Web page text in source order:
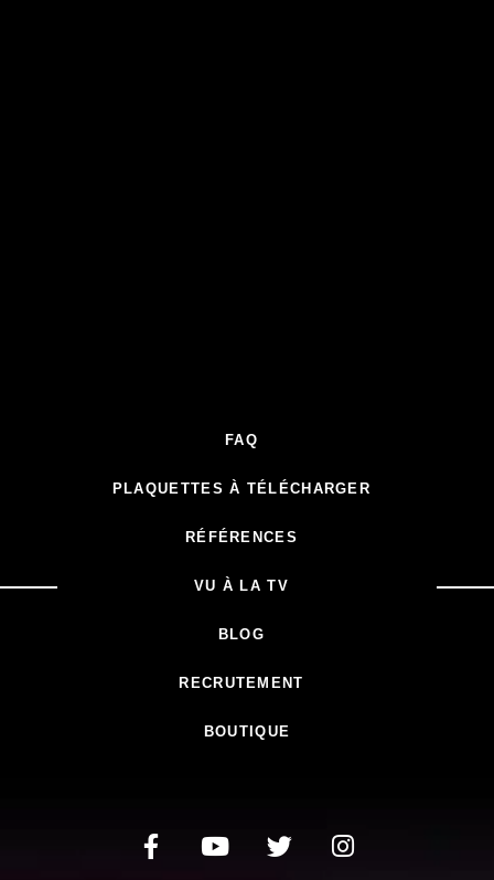
FAQ
PLAQUETTES À TÉLÉCHARGER
RÉFÉRENCES
VU À LA TV
BLOG
RECRUTEMENT
BOUTIQUE